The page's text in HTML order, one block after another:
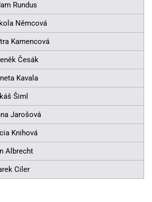
Rundus
Němcová
Kamencová
Česák
Kavala
Šiml
Jarošová
Knihová
Albrecht
Ciler